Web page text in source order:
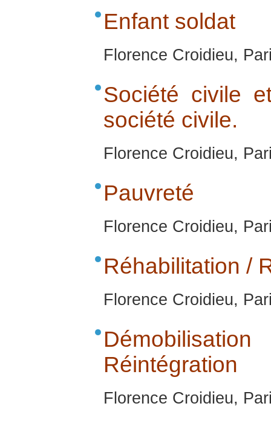
Enfant soldat
Florence Croidieu,
Société civile
société civile.
Florence Croidieu,
Pauvreté
Florence Croidieu,
Réhabilitation /
Florence Croidieu,
Réintégration
Florence Croidieu,